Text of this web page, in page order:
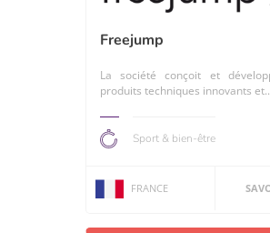
Freejump
La société conçoit et
produits techniques innovants
Sport & bien-être
FRANCE